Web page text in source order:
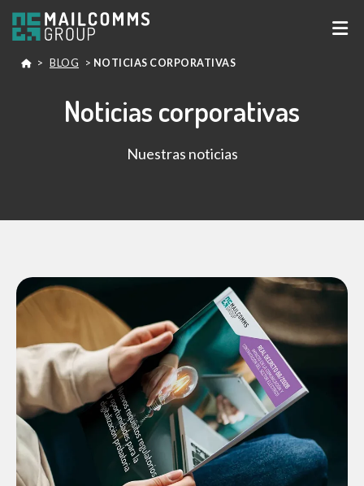
> BLOG > NOTICIAS CORPORATIVAS
Noticias corporativas
Nuestras noticias